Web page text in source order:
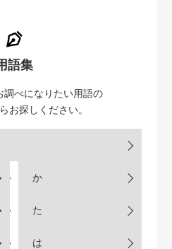
語集
調べになりたい用語の
お探しください。
か
た
は